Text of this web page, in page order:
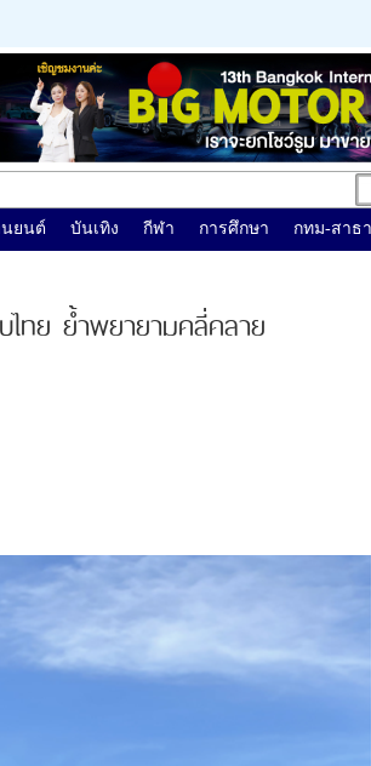
นยนต์ บันเทิง กีฬา การศึกษา กทม-สาธ
ไทย ย้ำพยายามคลี่คลาย